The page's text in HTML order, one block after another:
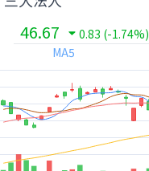
46.67 0.83 (-1.74%)
MA5